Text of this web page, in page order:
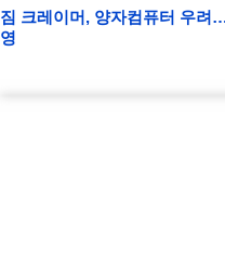
짐 크레이머, 양자컴퓨터 우려
영